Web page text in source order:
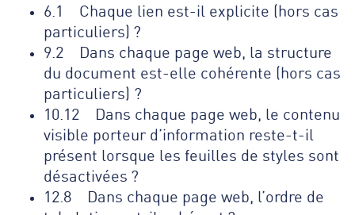
6.1 Chaque lien est-il explicite (hors cas
particuliers) ?
9.2 Dans chaque page web, la structure
du document est-elle cohérente (hors cas
particuliers) ?
10.12 Dans chaque page web, le contenu
visible porteur d’information reste-t-il
présent lorsque les feuilles de styles sont
désactivées ?
12.8 Dans chaque page web, l’ordre de